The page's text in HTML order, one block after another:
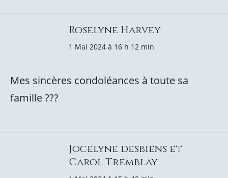
Roselyne Harvey
1 Mai 2024 à 16 h 12 min
Mes sincères condoléances à toute sa
famille ???
Jocelyne desbiens et
Carol Tremblay